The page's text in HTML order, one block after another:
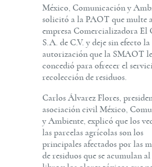
México, Comunicación y
solicitó a la PAOT que multe
empresa Comercializadora El
S.A. de C.V. y deje sin efecto la
autorización que la SMAOT le
concedió para ofrecer el
recolección de residuos.
Carlos Álvarez Flores,
asociación civil México,
y Ambiente, explicó que los
las parcelas agrícolas son los
principales afectados por las
de residuos que se acumulan